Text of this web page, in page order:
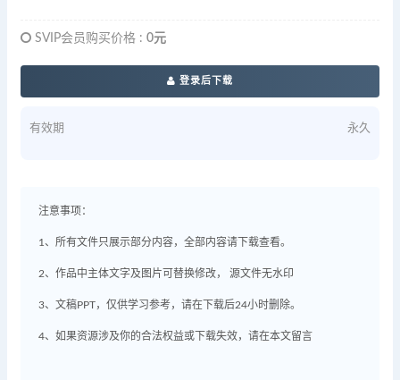
SVIP会员购买价格 : 0元
登录后下载
有效期 永久
注意事项：
1、所有文件只展示部分内容，全部内容请下载查看。
2、作品中主体文字及图片可替换修改， 源文件无水印
3、文稿PPT，仅供学习参考，请在下载后24小时删除。
4、如果资源涉及你的合法权益或下载失效，请在本文留言